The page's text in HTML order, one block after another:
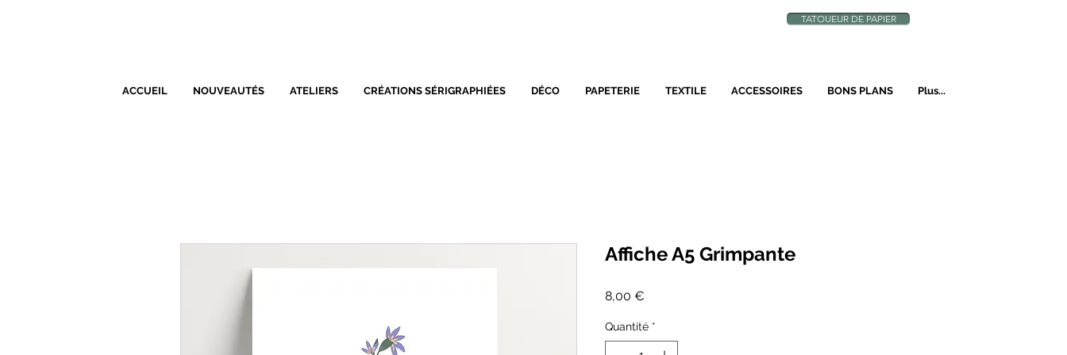
TATOUEUR DE PAPIER
ACCUEIL NOUVEAUTÉS ATELIERS CRÉATIONS SÉRIGRAPHIÉES DÉCO PAPETERIE TEXTILE ACCESSOIRES BONS PLANS Plus...
Affiche A5 Grimpante
8,00 €
Quantité *